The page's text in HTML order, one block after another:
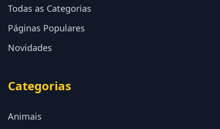
Todas as Categorias
Páginas Populares
Novidades
Categorias
Animais